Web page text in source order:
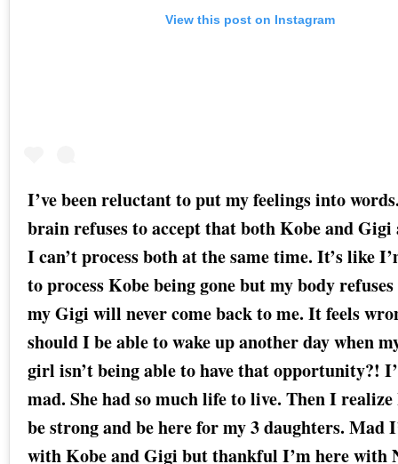
View this post on Instagram
I’ve been reluctant to put my feelings into
brain refuses to accept that both Kobe and Gigi
I can’t process both at the same time. It’s like
to process Kobe being gone but my body
my Gigi will never come back to me. It feels
should I be able to wake up another day when
girl isn’t being able to have that opportunity?!
mad. She had so much life to live. Then I
be strong and be here for my 3 daughters. Mad
with Kobe and Gigi but thankful I’m here with